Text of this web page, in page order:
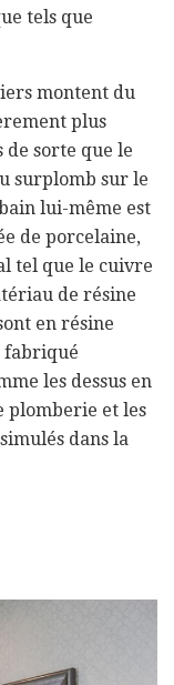
tels que
montent du
plus
de sorte que le
surplomb sur le
lui-même est
de porcelaine,
tel que le cuivre
de résine
en résine
fabriqué
les dessus en
plomberie et les
dans la